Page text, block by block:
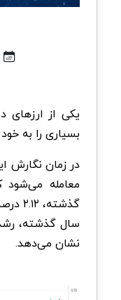
یکی از ارزهای
بسیاری را به
نشان می‌دهد.